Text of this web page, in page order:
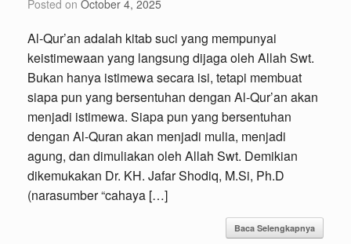
Posted on October 4, 2025
Al-Qur’an adalah kitab suci yang mempunyai
keistimewaan yang langsung dijaga oleh Allah Swt.
Bukan hanya istimewa secara isi, tetapi membuat
siapa pun yang bersentuhan dengan Al-Qur’an akan
menjadi istimewa. Siapa pun yang bersentuhan
dengan Al-Quran akan menjadi mulia, menjadi
agung, dan dimuliakan oleh Allah Swt. Demikian
dikemukakan Dr. KH. Jafar Shodiq, M.Si, Ph.D
(narasumber “cahaya […]
Baca Selengkapnya